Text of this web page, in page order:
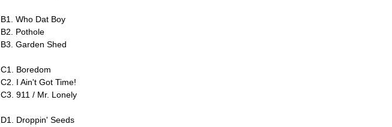
B1. Who Dat Boy
B2. Pothole
B3. Garden Shed
C1. Boredom
C2. I Ain't Got Time!
C3. 911 / Mr. Lonely
D1. Droppin' Seeds